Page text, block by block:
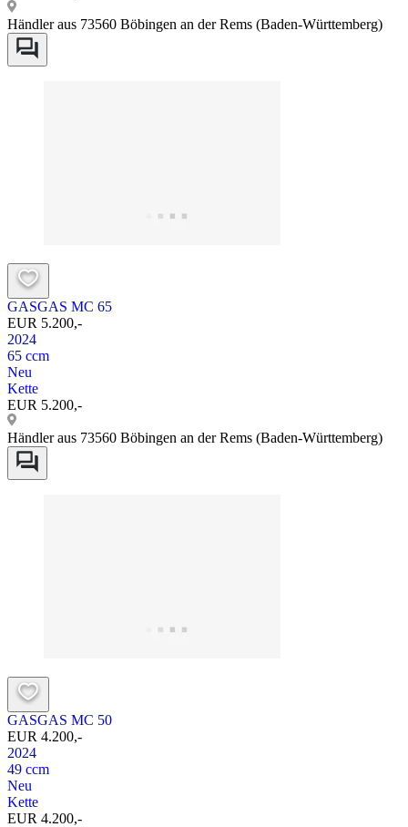
Händler aus 73560 Böbingen an der Rems (Baden-Württemberg)
GASGAS MC 65
EUR 5.200,-
2024
65 ccm
Neu
Kette
EUR 5.200,-
Händler aus 73560 Böbingen an der Rems (Baden-Württemberg)
GASGAS MC 50
EUR 4.200,-
2024
49 ccm
Neu
Kette
EUR 4.200,-